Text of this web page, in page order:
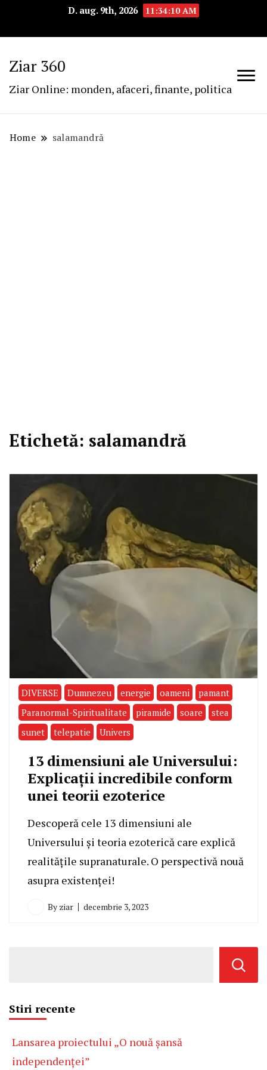
D. aug. 9th, 2026 11:34:11 AM
Ziar 360
Ziar Online: monden, afaceri, finante, politica
Home salamandră
Etichetă: salamandră
DIVERSE Dumnezeu energie oameni
pamant
Paranormal-Spiritualitate
piramide soare
stea
sunet
telepatie Univers
13 dimensiuni ale Universului:
Explicaţii incredibile conform
unei teorii ezoterice
Descoperă cele 13 dimensiuni ale
Universului și teoria ezoterică care explică
realitățile supranaturale. O perspectivă nouă
asupra existenței!
By ziar decembrie 3, 2023
Stiri recente
Lansarea proiectului „O nouă șansă
independenței”